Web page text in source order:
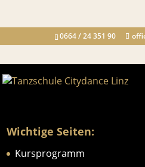
0664 / 24 351 90
Wichtige Seiten:
Kursprogramm